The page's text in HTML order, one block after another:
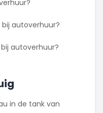
autoverhuur?
autoverhuur?
in de tank van